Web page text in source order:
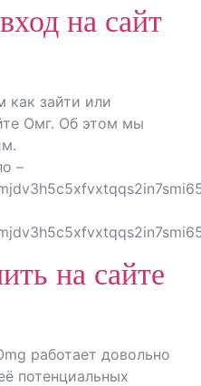
на сайт
как зайти или
Омг. Об этом мы
–
на сайте
работает довольно
потенциальных